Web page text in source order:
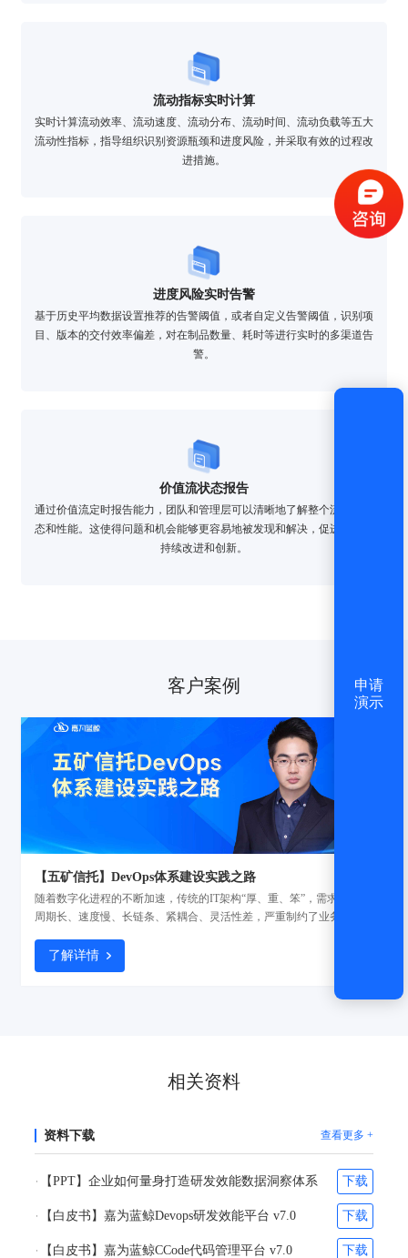
流动指标实时计算
实时计算流动效率、流动速度、流动分布、流动时间、流动负载等五大
流动性指标，指导组织识别资源瓶颈和进度风险，并采取有效的过程改
进措施。
进度风险实时告警
基于历史平均数据设置推荐的告警阈值，或者自定义告警阈值，识别项
目、版本的交付效率偏差，对在制品数量、耗时等进行实时的多渠道告
警。
价值流状态报告
通过价值流定时报告能力，团队和管理层可以清晰地了解整个流程的状
态和性能。这使得问题和机会能够更容易地被发现和解决，促进组织的
持续改进和创新。
客户案例
【五矿信托】DevOps体系建设实践之路
随着数字化进程的不断加速，传统的IT架构“厚、重、笨”，需求支撑的
周期长、速度慢、长链条、紧耦合、灵活性差，严重制约了业务创新模
DevOps工具链加强流程体系建设，用统一的工具链实现稳敏双态实践
并行，确保项目质量与管理的“可视、可管、可控、可信”。
了解详情
相关资料
资料下载 查看更多 +
【PPT】企业如何量身打造研发效能数据洞察体系 下载
【白皮书】嘉为蓝鲸Devops研发效能平台 v7.0 下载
【白皮书】嘉为蓝鲸CCode代码管理平台 v7.0 下载
验证码登录 密码登录
获取验证码
登录
还没有账号？立即注册
申请
演示